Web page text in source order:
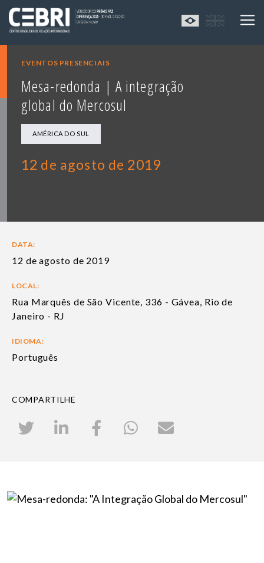
EVENTOS PRESENCIAIS
Mesa-redonda | A integração
global do Mercosul
AMÉRICA DO SUL
12 de agosto de 2019
DATA:
12 de agosto de 2019
LOCAL:
Rua Marquês de São Vicente, 336 - Gávea, Rio de
Janeiro - RJ
IDIOMA:
Português
COMPARTILHE